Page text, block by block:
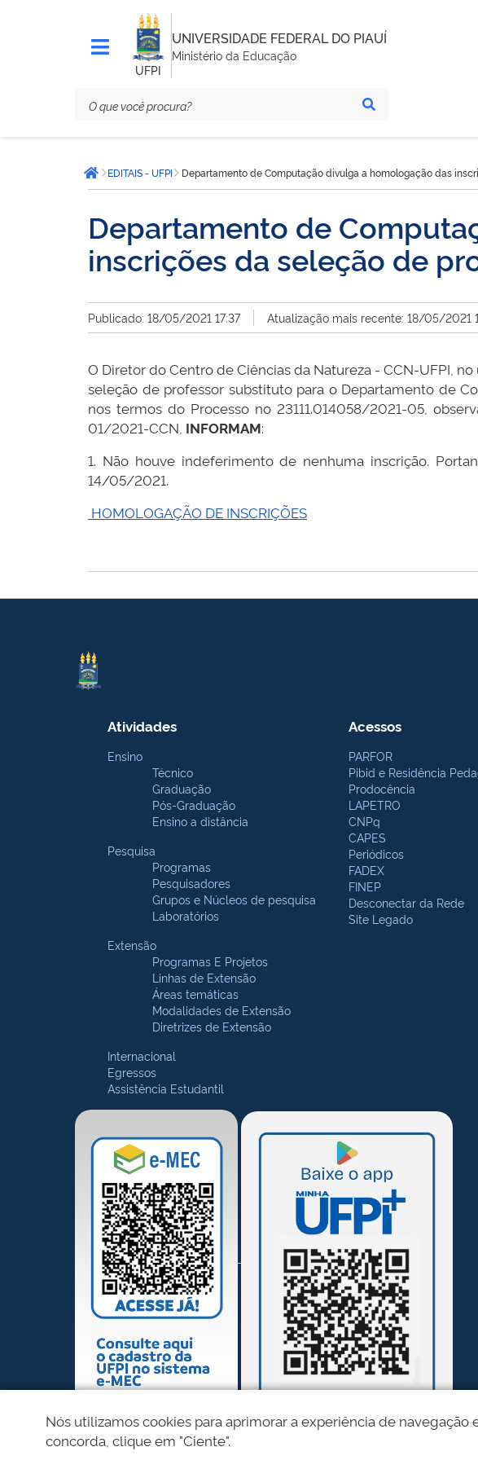
UFPI
UNIVERSIDADE FEDERAL DO PIAUÍ
Ministério da Educação
está
aqui:Página inicial
EDITAIS - UFPI Departamento de Computação divulga a homologação das
Departamento de
inscrições da seleção de
Publicado: 18/05/2021 17:37 Atualização mais recente: 18/05/2021
O Diretor do Centro de Ciências da Natureza - CCN-UFPI,
seleção de professor substituto para o Departamento de
nos termos do Processo no 23111.014058/2021-05,
01/2021-CCN, INFORMAM:
1. Não houve indeferimento de nenhuma inscrição.
14/05/2021.
HOMOLOGAÇÃO DE INSCRIÇÕES
Atividades
Ensino
Técnico
Graduação
Pós-Graduação
Ensino a distância
Pesquisa
Programas
Pesquisadores
Grupos e Núcleos de pesquisa
Laboratórios
Extensão
Programas E Projetos
Linhas de Extensão
Áreas temáticas
Modalidades de Extensão
Diretrizes de Extensão
Internacional
Egressos
Assistência Estudantil
Acessos
PARFOR
Pibid e Residência
Prodocência
LAPETRO
CNPq
CAPES
Periódicos
FADEX
FINEP
Desconectar da Rede
Site Legado
Nós utilizamos cookies para aprimorar a experiência de navegação
concorda, clique em "Ciente".